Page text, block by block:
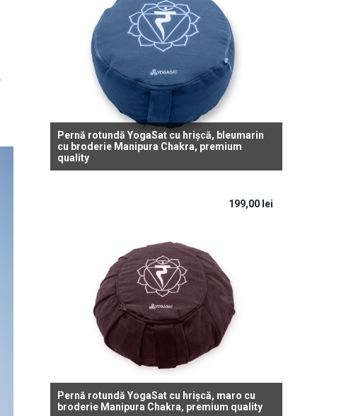
Pernă rotundă YogaSat cu hrișcă, bleumarin
cu broderie Manipura Chakra, premium
quality
Pernă rotundă YogaSat cu hrișcă, maro cu
broderie Manipura Chakra, premium quality
199,00 lei